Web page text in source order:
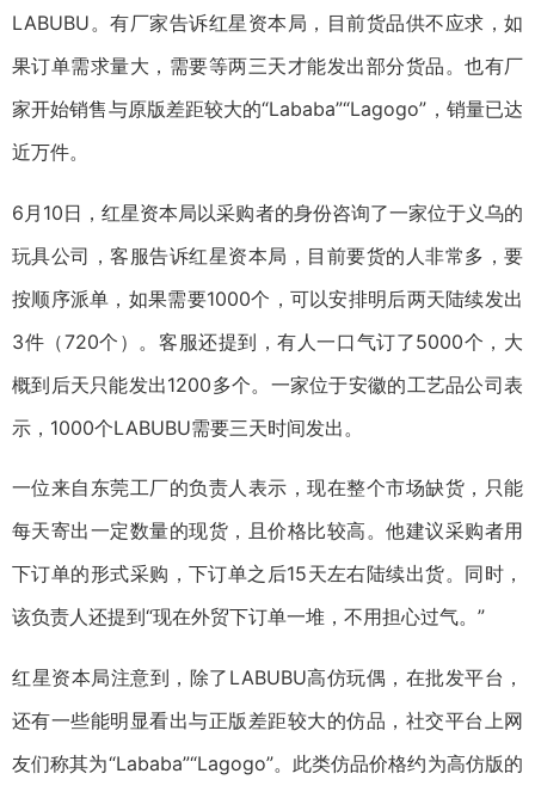
LABUBU。有厂家告诉红星资本局，目前货品供不应求，如
果订单需求量大，需要等两三天才能发出部分货品。也有厂
家开始销售与原版差距较大的“Lababa”“Lagogo”，销量已达
近万件。
6月10日，红星资本局以采购者的身份咨询了一家位于义乌的
玩具公司，客服告诉红星资本局，目前要货的人非常多，要
按顺序派单，如果需要1000个，可以安排明后两天陆续发出
3件（720个）。客服还提到，有人一口气订了5000个，大
概到后天只能发出1200多个。一家位于安徽的工艺品公司表
示，1000个LABUBU需要三天时间发出。
一位来自东莞工厂的负责人表示，现在整个市场缺货，只能
每天寄出一定数量的现货，且价格比较高。他建议采购者用
下订单的形式采购，下订单之后15天左右陆续出货。同时，
该负责人还提到“现在外贸下订单一堆，不用担心过气。”
红星资本局注意到，除了LABUBU高仿玩偶，在批发平台，
还有一些能明显看出与正版差距较大的仿品，社交平台上网
友们称其为“Lababa”“Lagogo”。此类仿品价格约为高仿版的